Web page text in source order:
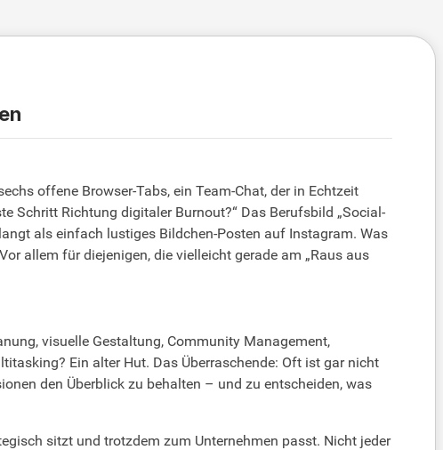
offene Browser-Tabs, ein Team-Chat, der in Echtzeit
Schritt Richtung digitaler Burnout?“ Das Berufsbild „Social-
als einfach lustiges Bildchen-Posten auf Instagram. Was
allem für diejenigen, die vielleicht gerade am „Raus aus
visuelle Gestaltung, Community Management,
Ein alter Hut. Das Überraschende: Oft ist gar nicht
den Überblick zu behalten – und zu entscheiden, was
sitzt und trotzdem zum Unternehmen passt. Nicht jeder